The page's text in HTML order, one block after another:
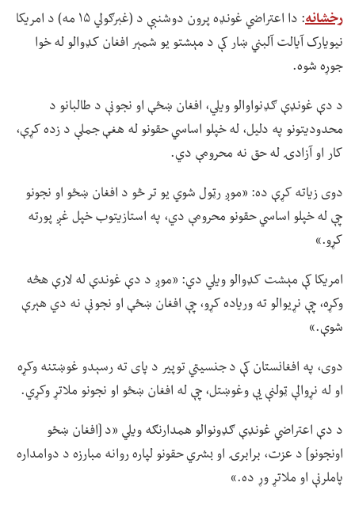
رخشانه
: دا اعتراضي غونډه پرون دوشنبې د (غبرګولي ۱۵ مه) د امریکا
نیویارک آیالت آلبني ښار کې د مېشتو یو شمېر افغان کډوالو له خوا
جوړه شوه.
د دې غونډې ګډنواوالو ویلي، افغان ښځې او نجونې د طالبانو د
محدودیتونو په دلیل، له خپلو اساسي حقونو له هغې جملې د زده کړې،
کار او آزادۍ له حق نه محرومې دي.
دوی زیاته کړې ده: «موږ رټول شوي یو تر څو د افغان ښځو او نجونو
چې له خپلو اساسي حقونو محرومې دي، په استازیتوب خپل غږ پورته
کړو.»
امریکا کې مېشت کډوالو ویلي دي: «موږ د دې غوندې له لارې هڅه
وکړه، چې نړیوالو ته وریاده کړو، چې افغان ښځې او نجونې نه دي هېرې
شوې.»
دوی، په افغانستان کې د جنسیتي توپیر د پای ته رسېدو غوښتنه وکړه
او له نړوالې ټولنې یې وغوښتل، چې له افغان ښځو او نجونو ملاتړ وکړي.
د دې اعتراضي غونډې ګډونوالو همدارنګه ویلي «د [افغان ښځو
اونجونو] د عزت، برابرۍ او بشري حقونو لپاره روانه مبارزه د دوامداره
پاملرنې او ملاتړ وړ ده.»